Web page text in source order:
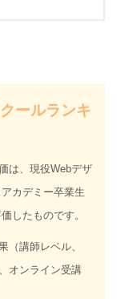
ールランキ
は、現役Webデザ
カデミー卒業生
したものです。
（講師レベル、
オンライン受講